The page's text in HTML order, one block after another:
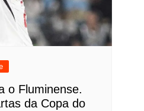
o Fluminense.
da Copa do